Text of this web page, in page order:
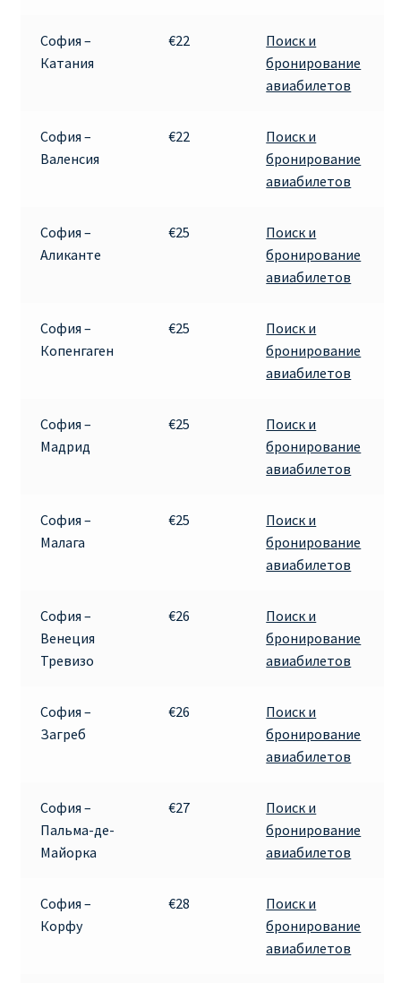
София –
Катания
€22
Поиск и
бронирование
авиабилетов
София –
Валенсия
€22
Поиск и
бронирование
авиабилетов
София –
Аликанте
€25
Поиск и
бронирование
авиабилетов
София –
Копенгаген
€25
Поиск и
бронирование
авиабилетов
София –
Мадрид
€25
Поиск и
бронирование
авиабилетов
София –
Малага
€25
Поиск и
бронирование
авиабилетов
София –
Венеция
Тревизо
€26
Поиск и
бронирование
авиабилетов
София –
Загреб
€26
Поиск и
бронирование
авиабилетов
София –
Пальма-де-
Майорка
€27
Поиск и
бронирование
авиабилетов
София –
Корфу
€28
Поиск и
бронирование
авиабилетов